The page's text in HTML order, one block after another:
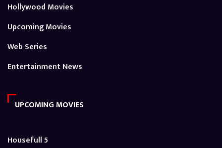
Hollywood Movies
Upcoming Movies
Web Series
Entertainment News
UPCOMING MOVIES
Housefull 5